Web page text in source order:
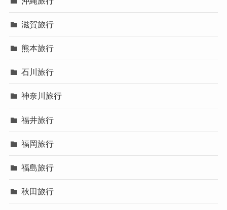
滋賀旅行
熊本旅行
石川旅行
神奈川旅行
福井旅行
福岡旅行
福島旅行
秋田旅行